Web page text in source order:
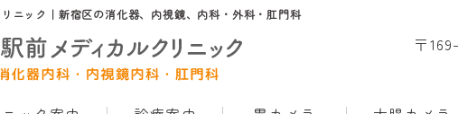
〒
ニック｜新宿区の消化器、内視鏡、内科・外科・肛門科